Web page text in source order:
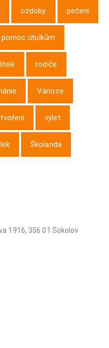
ozdoby pečení
pomoc útulkům
rodiče
Vánoce
výlet
Školanda
1916, 356 01 Sokolov